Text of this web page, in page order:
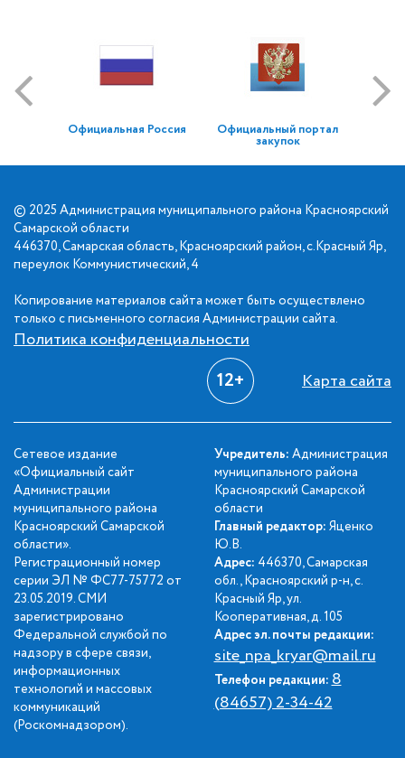
Официальная Россия Официальный портал
закупок
© 2025 Администрация муниципального района Красноярский
Самарской области
446370, Самарская область, Красноярский район, с.Красный Яр,
переулок Коммунистический, 4
Копирование материалов сайта может быть осуществлено
только с письменного согласия Администрации сайта.
Политика конфиденциальности
12+ Карта сайта
Сетевое издание
«Официальный сайт
Администрации
муниципального района
Красноярский Самарской
области».
Регистрационный номер
серии ЭЛ № ФС77-75772 от
23.05.2019. СМИ
зарегистрировано
Федеральной службой по
надзору в сфере связи,
информационных
технологий и массовых
коммуникаций
(Роскомнадзором).
Учредитель: Администрация
муниципального района
Красноярский Самарской
области
Главный редактор: Яценко
Ю.В.
Адрес: 446370, Самарская
обл., Красноярский р-н, с.
Красный Яр, ул.
Кооперативная, д. 105
Адрес эл. почты редакции:
site_npa_kryar@mail.ru
Телефон редакции:8
(84657) 2-34-42